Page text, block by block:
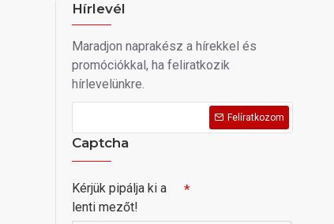
Hírlevél
Maradjon naprakész a hírekkel és
promóciókkal, ha feliratkozik
hírlevelünkre.
Felíratkozom
Captcha
Kérjük pipálja ki a
lenti mezőt!